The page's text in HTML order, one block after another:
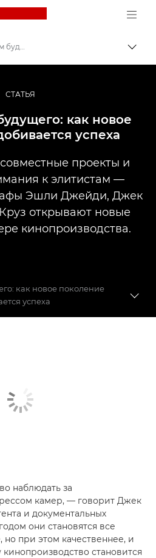
Canon Logo, back to
Профессиональная фото- и видеосъемка
Что важно видеографам будущего?
СТАТЬЯ
как новое
успеха
проекты и
к элитистам —
Эшли Джейди, Джек
открывают новые
кинопроизводства.
как новое поколение
успеха
наблюдать за
камер, — говорит Джек
и документальных
они становятся все
при этом качественнее, и
кинопроизводство становится